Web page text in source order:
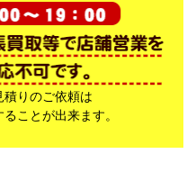
りのご依頼は
ことが出来ます。